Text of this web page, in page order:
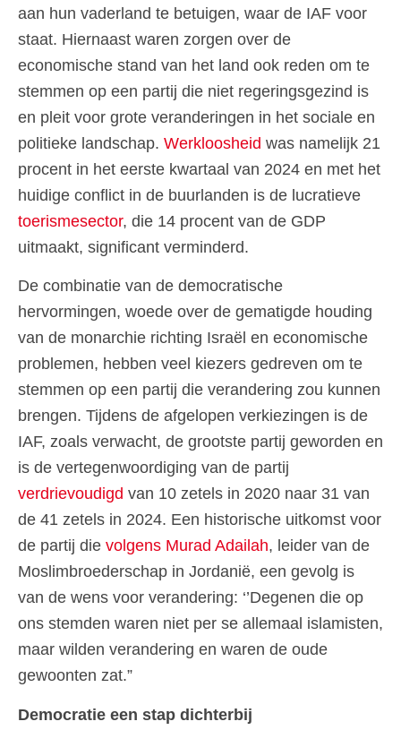
aan hun vaderland te betuigen, waar de IAF voor
staat. Hiernaast waren zorgen over de
economische stand van het land ook reden om te
stemmen op een partij die niet regeringsgezind is
en pleit voor grote veranderingen in het sociale en
politieke landschap. Werkloosheid was namelijk 21
procent in het eerste kwartaal van 2024 en met het
huidige conflict in de buurlanden is de lucratieve
toerismesector, die 14 procent van de GDP
uitmaakt, significant verminderd.
De combinatie van de democratische
hervormingen, woede over de gematigde houding
van de monarchie richting Israël en economische
problemen, hebben veel kiezers gedreven om te
stemmen op een partij die verandering zou kunnen
brengen. Tijdens de afgelopen verkiezingen is de
IAF, zoals verwacht, de grootste partij geworden en
is de vertegenwoordiging van de partij
verdrievoudigd van 10 zetels in 2020 naar 31 van
de 41 zetels in 2024. Een historische uitkomst voor
de partij die volgens Murad Adailah, leider van de
Moslimbroederschap in Jordanië, een gevolg is
van de wens voor verandering: ‘’Degenen die op
ons stemden waren niet per se allemaal islamisten,
maar wilden verandering en waren de oude
gewoonten zat.”
Democratie een stap dichterbij